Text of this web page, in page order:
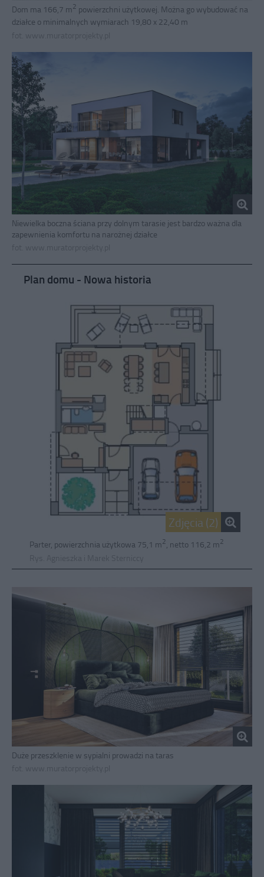
Dom ma 166,7 m2 powierzchni użytkowej. Można go wybudować na
działce o minimalnych wymiarach 19,80 x 22,40 m
Niewielka boczna ściana przy dolnym tarasie jest bardzo ważna dla
zapewnienia komfortu na narożnej działce
Plan domu - Nowa historia
Zdjęcia (2)
Parter, powierzchnia użytkowa 75,1 m2 , netto 116,2 m2
Duże przeszklenie w sypialni prowadzi na taras